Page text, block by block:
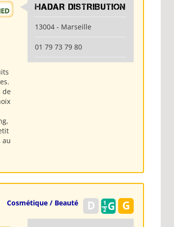
de
au
HADAR DISTRIBUTION
13004 - Marseille
01 79 73 79 80
Cosmétique / Beauté